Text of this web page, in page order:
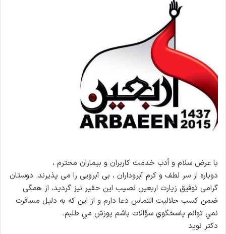
با عرض سلام و أدب خدمت كاربران و بيماران محترم ،
دوباره از سر لطف و کرم آبروداران ، بی آبرویی را می پذیرند. دوستان
گرامی توفیق زیارت اربعین نصیب این حقیر نیز گردید، از همگی
ضمن کسب حلالیت التماس دعا دارم و از اين كه به دليل مسافرت
نمي توانم پاسخگوي سؤالات باشم پوزش مي طلبم.
دكتر نويد